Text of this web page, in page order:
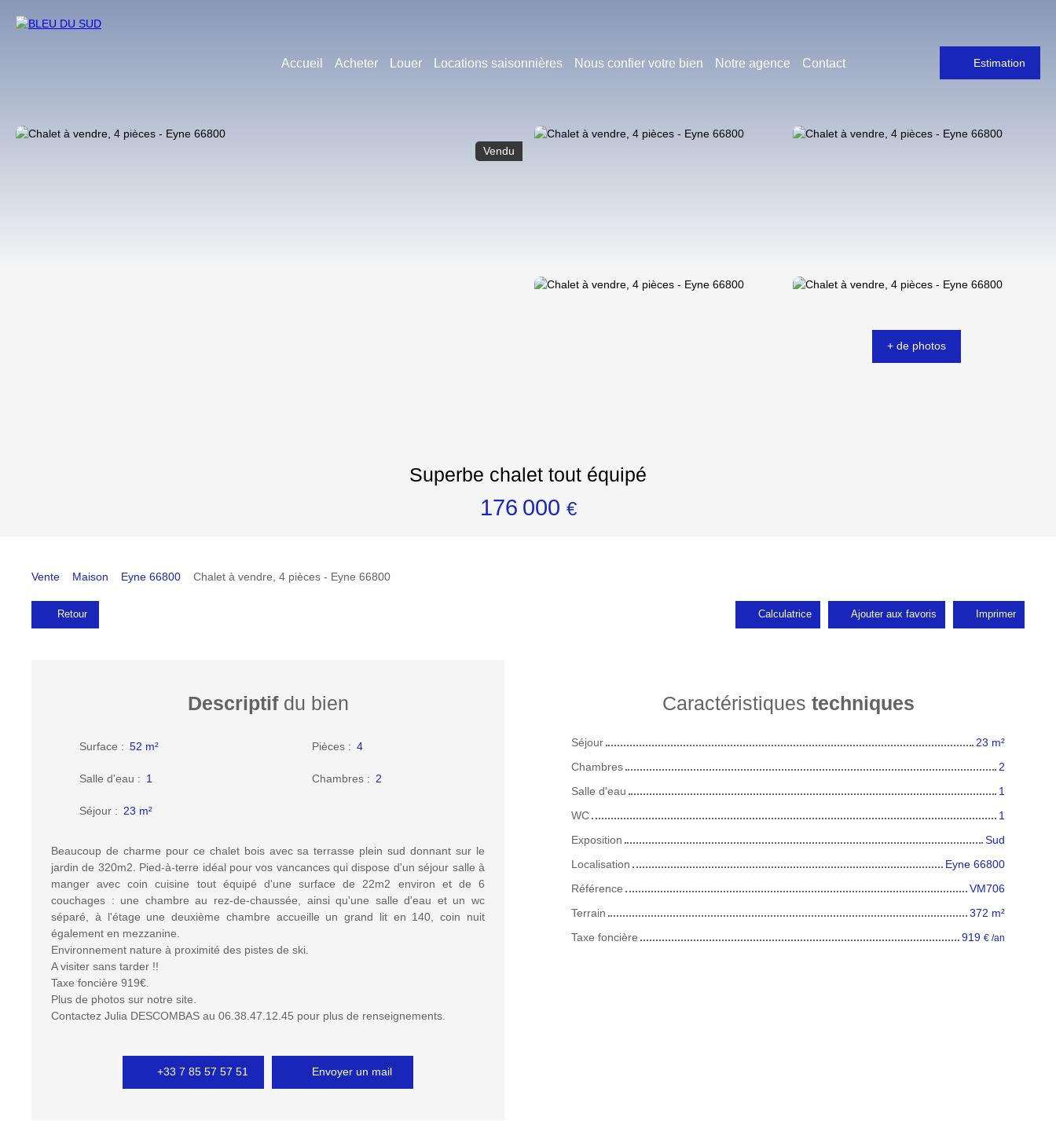
Accueil Acheter Louer Locations saisonnières Nous confier votre bien Notre agence Contact Estimation
Vendu
+ de photos
Superbe chalet tout équipé
176 000 €
Vente Maison Eyne 66800 Chalet à vendre, 4 pièces - Eyne 66800
Retour Calculatrice Ajouter aux favoris Imprimer
Descriptifdu bien
Surface : 52 m² Pièces : 4
Salle d'eau : 1 Chambres : 2
Séjour : 23 m²
Beaucoup de charme pour ce chalet bois avec sa terrasse plein sud donnant sur le
jardin de 320m2. Pied-à-terre idéal pour vos vancances qui dispose d'un séjour salle à
manger avec coin cuisine tout équipé d'une surface de 22m2 environ et de 6
couchages : une chambre au rez-de-chaussée, ainsi qu'une salle d'eau et un wc
séparé, à l'étage une deuxième chambre accueille un grand lit en 140, coin nuit
également en mezzanine.
Environnement nature à proximité des pistes de ski.
A visiter sans tarder !!
Taxe foncière 919€.
Plus de photos sur notre site.
Contactez Julia DESCOMBAS au 06.38.47.12.45 pour plus de renseignements.
+33 7 85 57 57 51 Envoyer un mail
Caractéristiques techniques
Séjour 23 m²
Chambres
2
Salle d'eau
1
WC
1
Exposition
Sud
Localisation
Eyne 66800
Référence
VM706
Terrain
372 m²
Taxe foncière
919 € /an